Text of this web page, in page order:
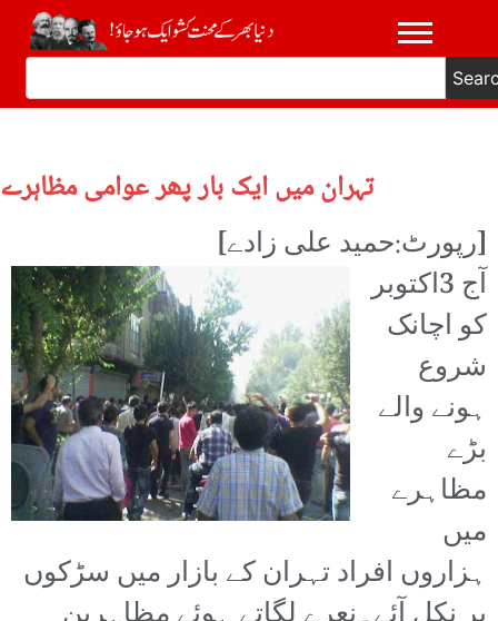
تہران میں ایک بار پھر عوامی مظاہرے
[رپورٹ:حمید علی زادے]
آج 3اکتوبر
کو اچانک
شروع
ہونے والے
بڑے
مظاہرے
میں
ہزاروں افراد تہران کے بازار میں سڑکوں